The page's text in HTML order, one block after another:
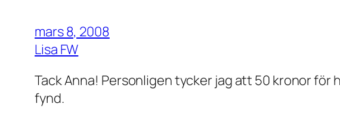
mars 8, 2008
Lisa FW
Tack Anna! Personligen tycker jag att 50 kronor
fynd.